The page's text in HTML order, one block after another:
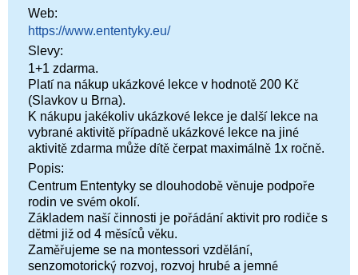
Web:
https://www.ententyky.eu/
Slevy:
1+1 zdarma.
Platí na nákup ukázkové lekce v hodnotě 200 Kč
(Slavkov u Brna).
K nákupu jakékoliv ukázkové lekce je další lekce na
vybrané aktivitě případně ukázkové lekce na jiné
aktivitě zdarma může dítě čerpat maximálně 1x ročně.
Popis:
Centrum Ententyky se dlouhodobě věnuje podpoře
rodin ve svém okolí.
Základem naší činnosti je pořádání aktivit pro rodiče s
dětmi již od 4 měsíců věku.
Zaměřujeme se na montessori vzdělání,
senzomotorický rozvoj, rozvoj hrubé a jemné